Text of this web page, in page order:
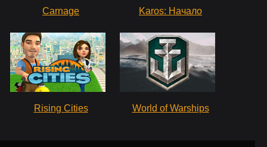
Carnage Karos: Начало
Rising Cities World of Warships